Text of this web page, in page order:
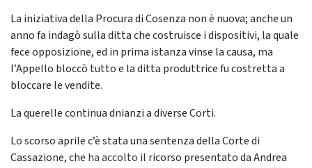
La iniziativa della Procura di Cosenza non è nuova; anche un
anno fa indagò sulla ditta che costruisce i dispositivi, la quale
fece opposizione, ed in prima istanza vinse la causa, ma
l’Appello bloccò tutto e la ditta produttrice fu costretta a
bloccare le vendite.
La querelle continua dnianzi a diverse Corti.
Lo scorso aprile c’è stata una sentenza della Corte di
Cassazione, che ha accolto il ricorso presentato da Andrea